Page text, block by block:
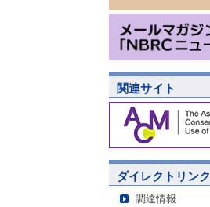
関連サイト
ダイレクトリンク
調達情報